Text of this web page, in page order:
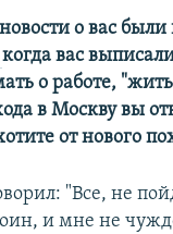
о вас
когда вас
о работе,
в Москву вы
от нового
"Все, не
и мне не